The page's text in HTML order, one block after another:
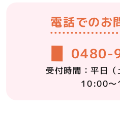
電話でのお
0480-
受付時間：平日
10:00